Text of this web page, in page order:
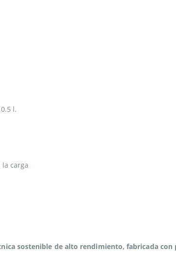
l.
carga
sostenible de alto rendimiento, fabricada con